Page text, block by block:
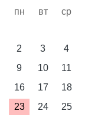
пн вт ср
2
3 4
9
10 11
16
17 18
23
24 25